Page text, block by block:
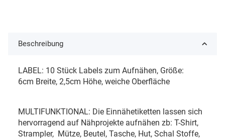
Beschreibung
LABEL: 10 Stück Labels zum Aufnähen, Größe:
6cm Breite, 2,5cm Höhe, weiche Oberfläche
MULTIFUNKTIONAL: Die Einnähetiketten lassen sich
hervorragend auf Nähprojekte aufnähen zb: T-Shirt,
Strampler, Mütze, Beutel, Tasche, Hut, Schal Stoffe,